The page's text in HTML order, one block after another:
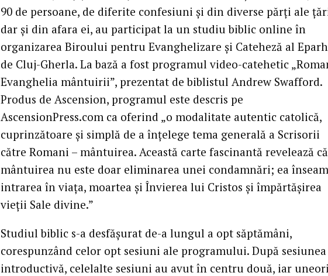
90 de persoane, de diferite confesiuni și din diverse părți ale
dar și din afara ei, au participat la un studiu biblic online în
organizarea Biroului pentru Evanghelizare și Cateheză al
de Cluj-Gherla. La bază a fost programul video-catehetic
Evanghelia mântuirii”, prezentat de biblistul Andrew Swafford.
Produs de Ascension, programul este descris pe
AscensionPress.com ca oferind „o modalitate autentic catolică,
cuprinzătoare și simplă de a înțelege tema generală a Scrisorii
către Romani – mântuirea. Această carte fascinantă revelează că
mântuirea nu este doar eliminarea unei condamnări; ea
intrarea în viața, moartea și Învierea lui Cristos și împărtășirea
vieții Sale divine.”
Studiul biblic s-a desfășurat de-a lungul a opt săptămâni,
corespunzând celor opt sesiuni ale programului. După sesiunea
introductivă, celelalte sesiuni au avut în centru două, iar uneori